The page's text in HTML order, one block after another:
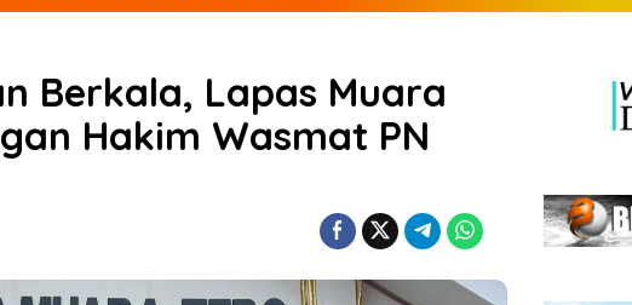
Berkala, Lapas Muara
Hakim Wasmat PN